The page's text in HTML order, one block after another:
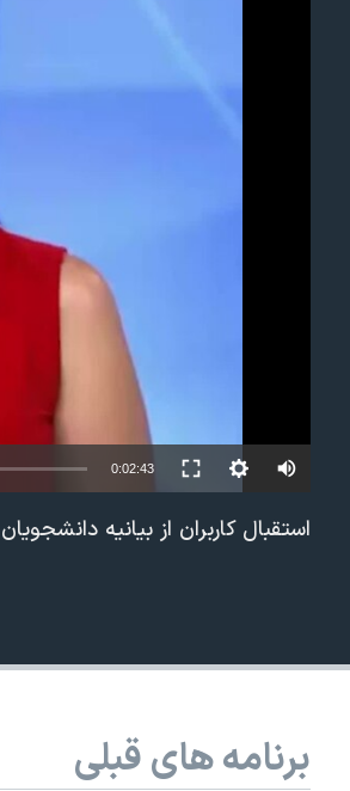
0:02:43
استقبال کاربران از بیانیه
برنامه های قبلی